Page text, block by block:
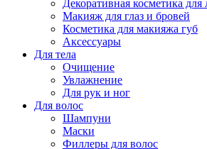
Декоративная косметика для
Макияж для глаз и бровей
Косметика для макияжа губ
Аксессуары
Для тела
Очищение
Увлажнение
Для рук и ног
Для волос
Шампуни
Маски
Филлеры для волос